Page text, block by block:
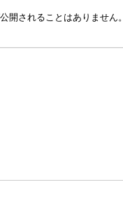
開されることはありません。